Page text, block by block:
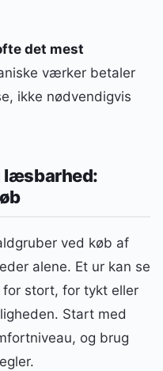
det mest
værker betaler
ikke nødvendigvis
læsbarhed:
ved køb af
alene. Et ur kan se
stort, for tykt eller
Start med
og brug